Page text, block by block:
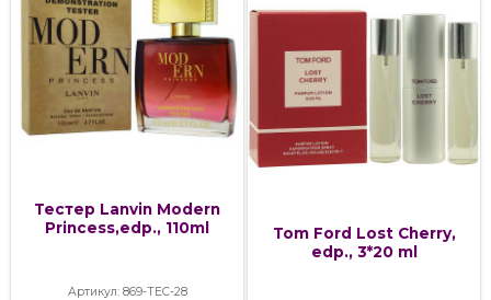
Тестер Lanvin Modern
Princess,edp., 110ml
Артикул: 869-ТЕС-28
Tom Ford Lost Cherry,
edp., 3*20 ml